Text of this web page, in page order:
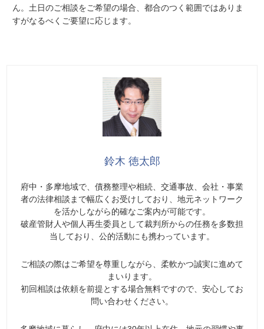
ん。土日のご相談をご希望の場合、都合のつく範囲ではありま
すがなるべくご要望に応じます。
鈴木 徳太郎
府中・多摩地域で、債務整理や相続、交通事故、会社・事業
者の法律相談まで幅広くお受けしており、地元ネットワーク
を活かしながら的確なご案内が可能です。
破産管財人や個人再生委員として裁判所からの任務を多数担
当しており、公的活動にも携わっています。
ご相談の際はご希望を尊重しながら、柔軟かつ誠実に進めて
まいります。
初回相談は依頼を前提とする場合無料ですので、安心してお
問い合わせください。